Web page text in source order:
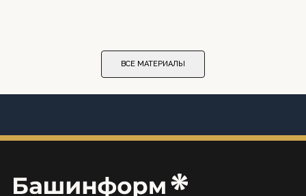
ВСЕ МАТЕРИАЛЫ